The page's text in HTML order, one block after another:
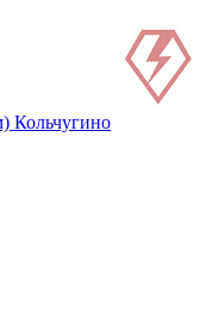
Кольчугино